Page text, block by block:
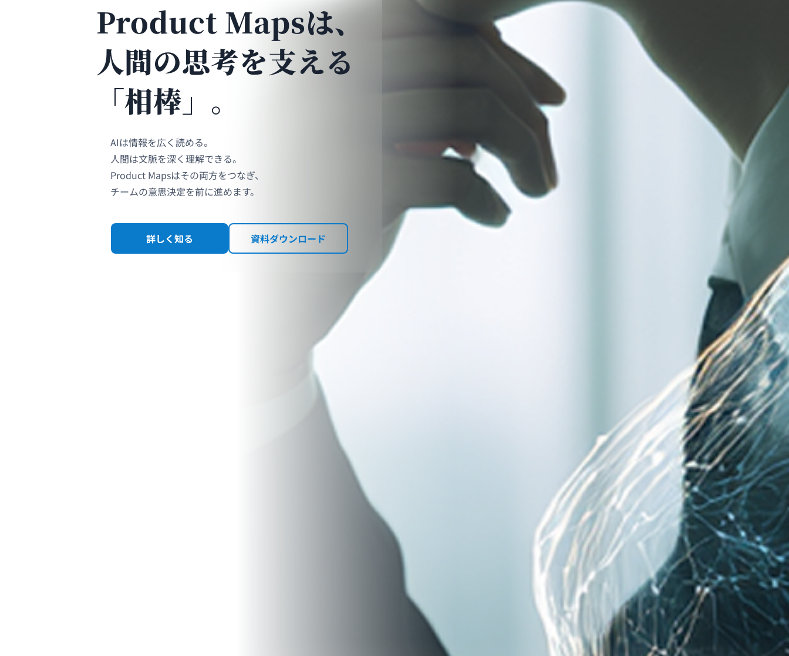
Product Mapsは、
人間の思考を支える
「相棒」。
AIは情報を広く読める。
人間は文脈を深く理解できる。
Product Mapsはその両方をつなぎ、
チームの意思決定を前に進めます。
詳しく知る 資料ダウンロード